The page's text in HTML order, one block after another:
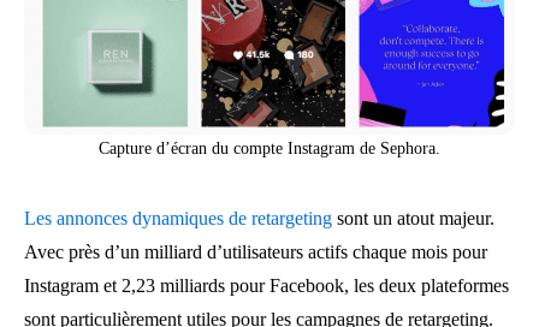
Capture d’écran du compte Instagram de Sephora.
Les annonces dynamiques de retargeting sont un atout majeur.
Avec près d’un milliard d’utilisateurs actifs chaque mois pour
Instagram et 2,23 milliards pour Facebook, les deux plateformes
sont particulièrement utiles pour les campagnes de retargeting.